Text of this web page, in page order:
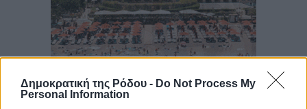
Δημοκρατική της Ρόδου - Do Not Process My
Personal Information